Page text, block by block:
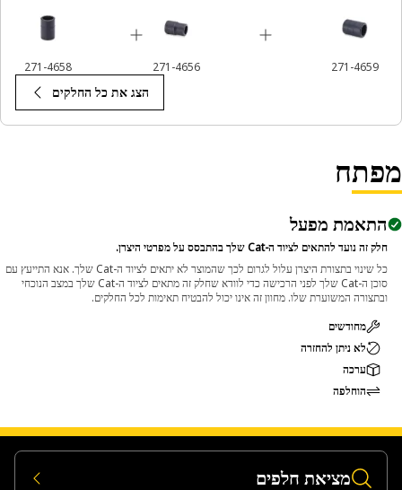
The 12-Point Impact Socket is used in conjunction
impact wrenches to handle hexagonal fasteners
and assembly271-4659
271-4656
271-4658
הצג את כל החלקים
התאמת מפעל
חלק זה נועד להתאים לציוד ה-Cat שלך בהתבסס על מפרטי היצרן.
כל שינוי בתצורת היצרן עלול לגרום לכך שהמוצר לא יתאים לציוד ה-Cat שלך. אנא התייעץ עם
סוכן ה-Cat שלך לפני הרכישה כדי לוודא שחלק זה מתאים לציוד ה-Cat שלך במצב הנוכחי
ובתצורה המשוערת שלו. מחוון זה אינו יכול להבטיח תאימות לכל החלקים.
מחודשים
לא ניתן להחזרה
ערכה
הוחלפה
מציאת חלפים